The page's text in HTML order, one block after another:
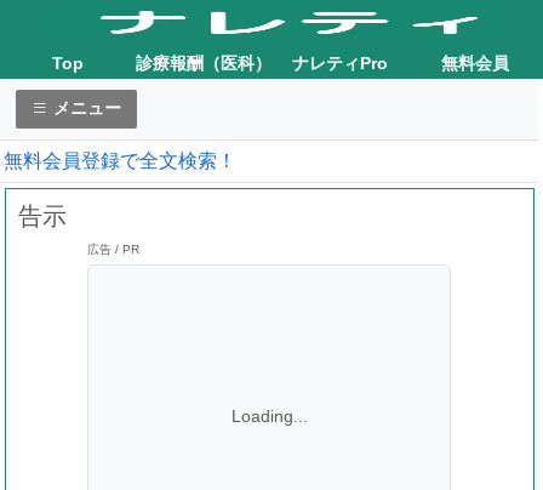
Top 診療報酬（医科） ナレティPro 無料会員
メニュー
無料会員登録で全文検索！
告示
広告 / PR
Loading...